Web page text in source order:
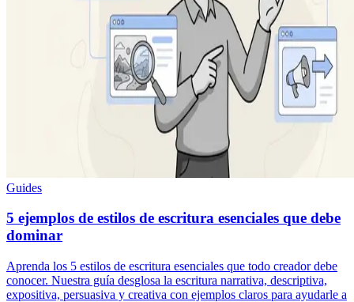
Guides
5 ejemplos de estilos de escritura esenciales que debe
dominar
Aprenda los 5 estilos de escritura esenciales que todo creador debe
conocer. Nuestra guía desglosa la escritura narrativa, descriptiva,
expositiva, persuasiva y creativa con ejemplos claros para ayudarle a